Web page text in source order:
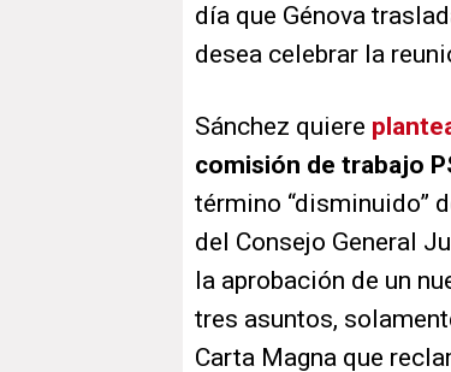
día que Génova
desea celebrar la
Sánchez quiere
comisión de trabajo
término “disminuido”
del Consejo General
la aprobación de un
tres asuntos,
Carta Magna que